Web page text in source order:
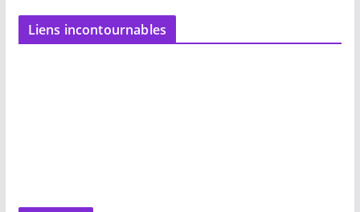
Liens incontournables